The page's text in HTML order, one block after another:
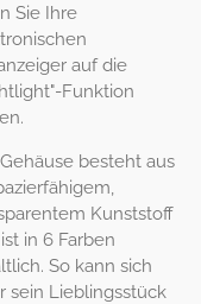
Sie Ihre
auf die
Funktion
besteht aus
Kunststoff
in 6 Farben
So kann sich
sein Lieblingsstück